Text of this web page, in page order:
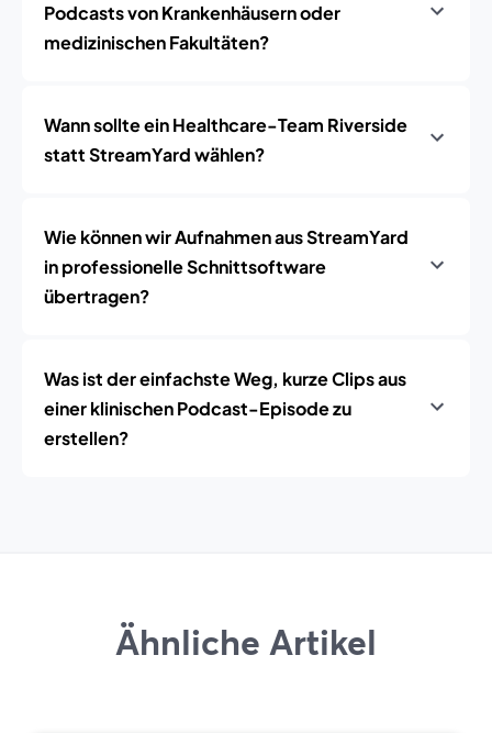
Podcasts von Krankenhäusern oder
medizinischen Fakultäten?
Wann sollte ein Healthcare-Team Riverside
statt StreamYard wählen?
Wie können wir Aufnahmen aus StreamYard
in professionelle Schnittsoftware
übertragen?
Was ist der einfachste Weg, kurze Clips aus
einer klinischen Podcast-Episode zu
erstellen?
Ähnliche Artikel